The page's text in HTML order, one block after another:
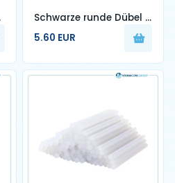
Schwarze runde Dübel –
im Paket zu 100
5.60 EUR